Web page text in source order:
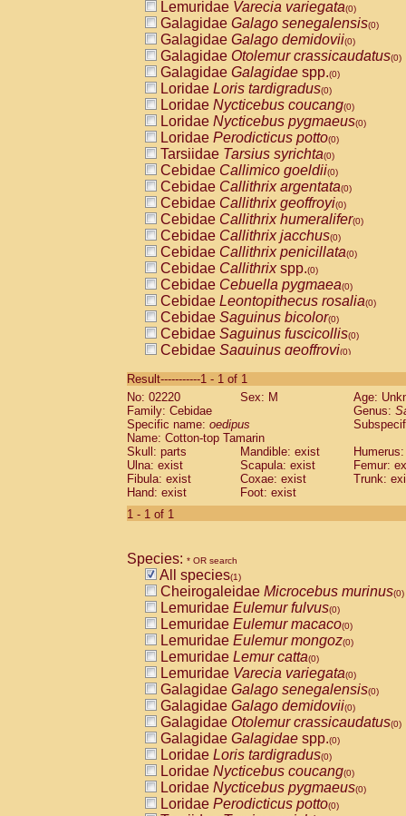
Lemuridae Varecia variegata(0)
Galagidae Galago senegalensis(0)
Galagidae Galago demidovii(0)
Galagidae Otolemur crassicaudatus(0)
Galagidae Galagidae spp.(0)
Loridae Loris tardigradus(0)
Loridae Nycticebus coucang(0)
Loridae Nycticebus pygmaeus(0)
Loridae Perodicticus potto(0)
Tarsiidae Tarsius syrichta(0)
Cebidae Callimico goeldii(0)
Cebidae Callithrix argentata(0)
Cebidae Callithrix geoffroyi(0)
Cebidae Callithrix humeralifer(0)
Cebidae Callithrix jacchus(0)
Cebidae Callithrix penicillata(0)
Cebidae Callithrixspp.(0)
Cebidae Cebuella pygmaea(0)
Cebidae Leontopithecus rosalia(0)
Cebidae Saguinus bicolor(0)
Cebidae Saguinus fuscicollis(0)
Cebidae Saguinus geoffroyi(0)
CebidaeSaguinus labiatus(0)
Cebidae Saguinus leucopus (0)
Cebidae
CebidaeSaguinus mystax
Cebidae Saguinus nigricollis (0)
Cebidae Saguinus oedipus
Cebidae Saguinus weddelli
Cebidae Saguinusspp.
Cebidae
CebidaeCebus capucinus
CebidaeCebus nigrivittatus
CebidaeCebus spp.(0)
CebidaeSaimiri boliviensis(0)
CebidaeSaimiri sciureus(0)
AtelidaeAlouatta caraya(0)
AtelidaeAlouatta fusca(0)
AtelidaeAlouatta seniculus(0)
AtelidaeAlouattaspp.(0)
AtelidaeAteles belzebuth(0)
AtelidaeAteles geoffroyi(0)
AtelidaeAteles paniscus(0)
AtelidaeAtelesspp.(0)
AtelidaeLagothrix lagothricha(0)
AtelidaeLagothrix lagothricha cana
PitheciidaeCacajao calvus
Result-----------1 - 1 of 1
No: 02220
Sex: M
Age:
Family: Cebidae
Genus:
Specific name: oedipus
Name: Cotton-top Tamarin
Skull: parts
Mandible: exist
Ulna: exist
Scapula: exist
Femur:
Fibula: exist
Coxae: exist
Trunk:
Hand: exist
Foot: exist
1 - 1 of 1
Species: * OR search
All species(1)
Cheirogaleidae Microcebus murinus(0)
Lemuridae Eulemur fulvus(0)
Lemuridae Eulemur macaco(0)
Lemuridae Eulemur mongoz(0)
Lemuridae Lemur catta(0)
Lemuridae Varecia variegata(0)
Galagidae Galago senegalensis(0)
Galagidae Galago demidovii(0)
Galagidae Otolemur crassicaudatus(0)
Galagidae Galagidae spp.(0)
Loridae Loris tardigradus(0)
Loridae Nycticebus coucang(0)
Loridae Nycticebus pygmaeus(0)
Loridae Perodicticus potto(0)